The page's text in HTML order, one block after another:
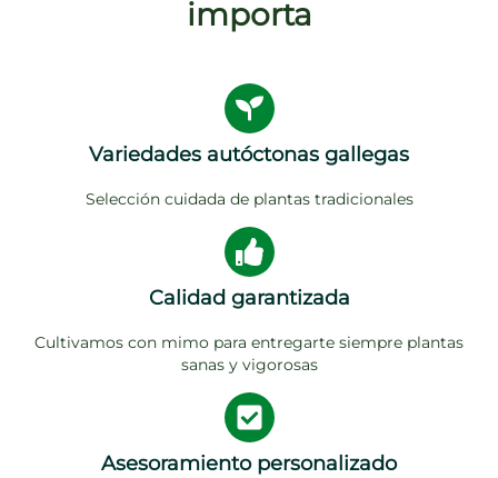
importa
Variedades autóctonas gallegas
Selección cuidada de plantas tradicionales
Calidad garantizada
Cultivamos con mimo para entregarte siempre plantas
sanas y vigorosas
Asesoramiento personalizado